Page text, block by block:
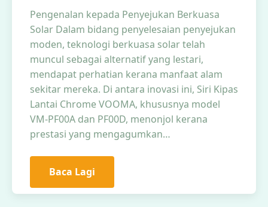
Pengenalan kepada Penyejukan Berkuasa
Solar Dalam bidang penyelesaian penyejukan
moden, teknologi berkuasa solar telah
muncul sebagai alternatif yang lestari,
mendapat perhatian kerana manfaat alam
sekitar mereka. Di antara inovasi ini, Siri Kipas
Lantai Chrome VOOMA, khususnya model
VM-PF00A dan PF00D, menonjol kerana
prestasi yang mengagumkan…
Baca Lagi